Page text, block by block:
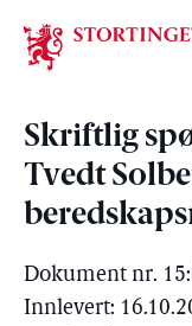
Stortinget.no
Skriftlig
Tvedt
Dokument nr.
Innlevert: